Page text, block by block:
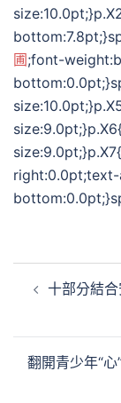
圃;font-
十部分結合
翻開青少年“